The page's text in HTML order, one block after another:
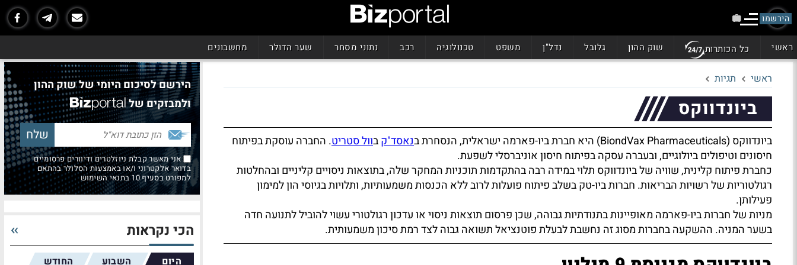
הירשמו
ראשי כל הכותרות שוק ההון גלובל נדל"ן משפט טכנולוגיה רכב נתוני מסחר שער הדולר מחשבונים
ראשי תגיות
ביונדווקס
ביונדווקס (BiondVax Pharmaceuticals) היא חברת ביו-פארמה ישראלית, הנסחרת ב נאסד"קבוול סטריט. החברה עוסקת בפיתוח
חיסונים וטיפולים ביולוגיים, ובעברה עסקה בפיתוח חיסון אוניברסלי לשפעת.
כחברת פיתוח קלינית, שוויה של ביונדווקס תלוי במידה רבה בהתקדמות תוכניות המחקר שלה, בתוצאות ניסויים קליניים ובהחלטות
רגולטוריות של רשויות הבריאות. חברות ביו-טק בשלב פיתוח פועלות לרוב ללא הכנסות משמעותיות, ותלויות בגיוסי הון למימון
פעילותן.
מניות של חברות ביו-פארמה מאופיינות בתנודתיות גבוהה, שכן פרסום תוצאות ניסוי או עדכון רגולטורי עשוי להוביל לתנועה חדה
בשער המניה. ההשקעה בחברות מסוג זה נחשבת לבעלת פוטנציאל תשואה גבוה לצד רמת סיכון משמעותית.
הירשם לסיכום היומי של שוק ההון
ולמבזקים של
אני מאשר קבלת ניוזלטרים ודיוורים פרסומיים
בדואר אלקטרוני ו/או באמצעות הסלולר בהתאם
למפורט בסעיף 10 בתנאי השימוש
הכי נקראות
היום השבוע החודש